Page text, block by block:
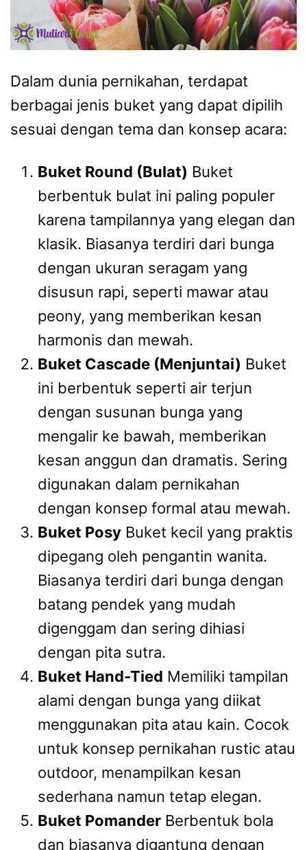
Dalam dunia pernikahan, terdapat
berbagai jenis buket yang dapat dipilih
sesuai dengan tema dan konsep acara:
Buket Round (Bulat) Buket
berbentuk bulat ini paling populer
karena tampilannya yang elegan dan
klasik. Biasanya terdiri dari bunga
dengan ukuran seragam yang
disusun rapi, seperti mawar atau
peony, yang memberikan kesan
harmonis dan mewah.
Buket Cascade (Menjuntai) Buket
ini berbentuk seperti air terjun
dengan susunan bunga yang
mengalir ke bawah, memberikan
kesan anggun dan dramatis. Sering
digunakan dalam pernikahan
dengan konsep formal atau mewah.
Buket Posy Buket kecil yang praktis
dipegang oleh pengantin wanita.
Biasanya terdiri dari bunga dengan
batang pendek yang mudah
digenggam dan sering dihiasi
dengan pita sutra.
Buket Hand-Tied Memiliki tampilan
alami dengan bunga yang diikat
menggunakan pita atau kain. Cocok
untuk konsep pernikahan rustic atau
outdoor, menampilkan kesan
sederhana namun tetap elegan.
Buket Pomander Berbentuk bola
dan biasanya digantung dengan